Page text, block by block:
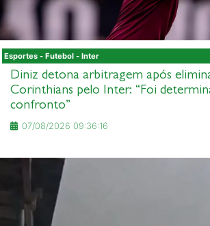
Esportes - Futebol - Inter
Diniz detona arbitragem após
Corinthians pelo Inter: “Foi
confronto”
07/08/2026 09:36:16